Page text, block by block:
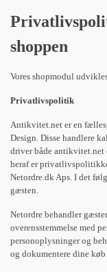
shoppen
Vores shopmodul
Privatlivspolitik
Antikvitet.net er en
Design. Disse handlere
driver både antikvitet.net
heraf er
Netordre.dk Aps. I det
gæsten.
Netordre behandler
overensstemmelse med
personoplysninger og
og dokumentere dine